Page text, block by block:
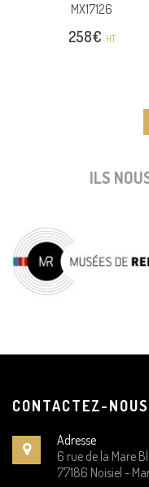
MX17126
258€ HT
ILS
CONTACTEZ-NOUS
Adresse
6 rue de la Mare
77186 Noisiel -